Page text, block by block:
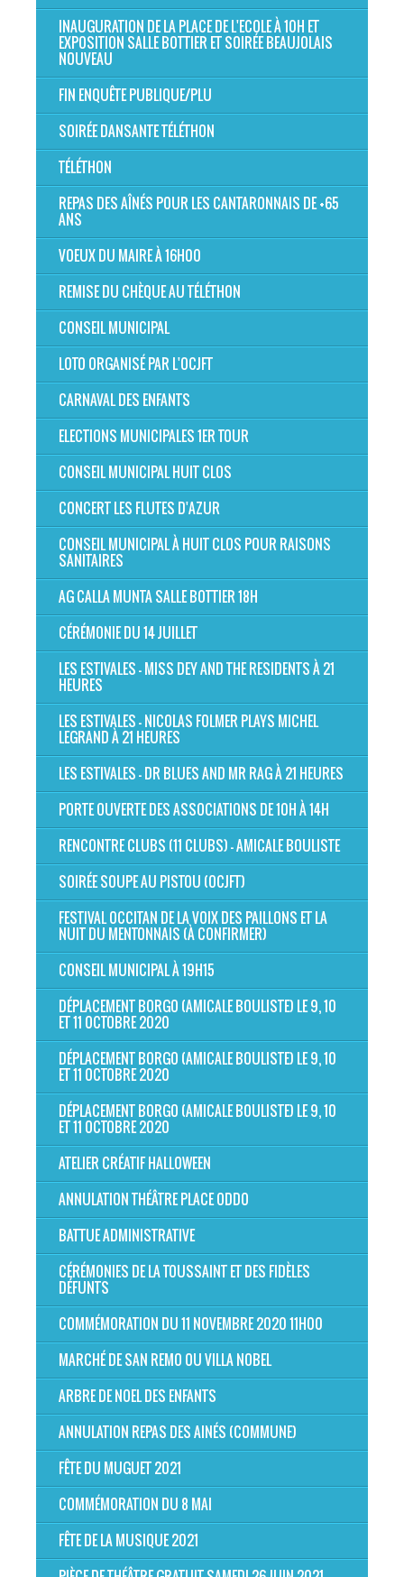
INAUGURATION DE LA PLACE DE L'ECOLE À 10H ET
EXPOSITION SALLE BOTTIER ET SOIRÉE BEAUJOLAIS
NOUVEAU
FIN ENQUÊTE PUBLIQUE/PLU
SOIRÉE DANSANTE TÉLÉTHON
TÉLÉTHON
REPAS DES AÎNÉS POUR LES CANTARONNAIS DE +65
ANS
VOEUX DU MAIRE À 16H00
REMISE DU CHÈQUE AU TÉLÉTHON
CONSEIL MUNICIPAL
LOTO ORGANISÉ PAR L'OCJFT
CARNAVAL DES ENFANTS
ELECTIONS MUNICIPALES 1ER TOUR
CONSEIL MUNICIPAL HUIT CLOS
CONCERT LES FLUTES D'AZUR
CONSEIL MUNICIPAL À HUIT CLOS POUR RAISONS
SANITAIRES
AG CALLA MUNTA SALLE BOTTIER 18H
CÉRÉMONIE DU 14 JUILLET
LES ESTIVALES - MISS DEY AND THE RESIDENTS À 21
HEURES
LES ESTIVALES - NICOLAS FOLMER PLAYS MICHEL
LEGRAND À 21 HEURES
LES ESTIVALES - DR BLUES AND MR RAG À 21 HEURES
PORTE OUVERTE DES ASSOCIATIONS DE 10H À 14H
RENCONTRE CLUBS (11 CLUBS) - AMICALE BOULISTE
SOIRÉE SOUPE AU PISTOU (OCJFT)
FESTIVAL OCCITAN DE LA VOIX DES PAILLONS ET LA
NUIT DU MENTONNAIS (À CONFIRMER)
CONSEIL MUNICIPAL À 19H15
DÉPLACEMENT BORGO (AMICALE BOULISTE) LE 9, 10
ET 11 OCTOBRE 2020
DÉPLACEMENT BORGO (AMICALE BOULISTE) LE 9, 10
ET 11 OCTOBRE 2020
DÉPLACEMENT BORGO (AMICALE BOULISTE) LE 9, 10
ET 11 OCTOBRE 2020
ATELIER CRÉATIF HALLOWEEN
ANNULATION THÉÂTRE PLACE ODDO
BATTUE ADMINISTRATIVE
CÉRÉMONIES DE LA TOUSSAINT ET DES FIDÈLES
DÉFUNTS
COMMÉMORATION DU 11 NOVEMBRE 2020 11H00
MARCHÉ DE SAN REMO OU VILLA NOBEL
ARBRE DE NOEL DES ENFANTS
ANNULATION REPAS DES AINÉS (COMMUNE)
FÊTE DU MUGUET 2021
COMMÉMORATION DU 8 MAI
FÊTE DE LA MUSIQUE 2021